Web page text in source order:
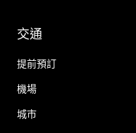
交通
提前預訂
機場
城市